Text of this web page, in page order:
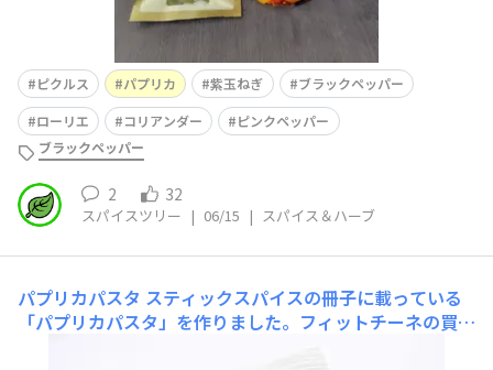
ピクルス パプリカ 紫玉ねぎ
ブラックペッパー
ローリエ
コリアンダー
ピンクペッパー
ブラックペッパー
2 32
スパイスツリー | 06/15 | スパイス＆ハーブ
パプリカパスタ スティックスパイスの冊子に載っている
「パプリカパスタ」を作りました。フィットチーネの買い